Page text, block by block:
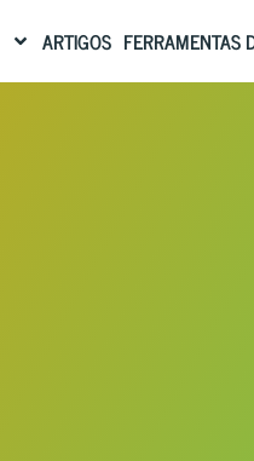
ARTIGOS FERRAMENTAS